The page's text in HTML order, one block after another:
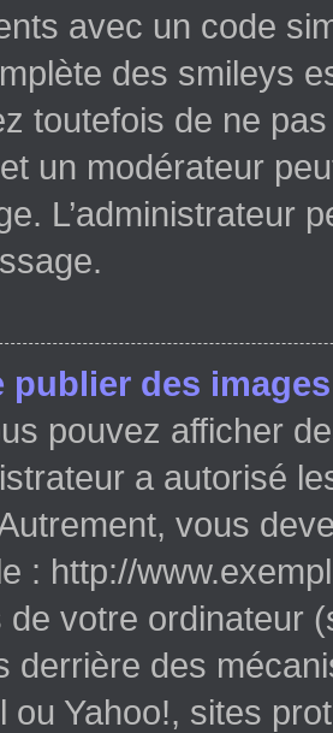
avec un code
des smileys
toutefois de ne
un modérateur
L’administrateur
publier des
pouvez afficher
a autorisé
vous
: http://
de votre ordinateur
derrière des
ou Yahoo!, sites